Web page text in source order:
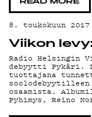
READ MORE
8. toukokuun 2017
Viikon
Radio Helsingin
debyytti Pykäri.
tuottajana
soolodebyytilleen
osaamista.
Pyhimys, Reino